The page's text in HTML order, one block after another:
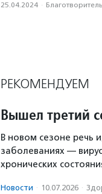
25.04.2024 ·
РЕКОМЕНДУЕМ
Вышел третий
В новом сезоне речь
заболеваниях —
хронических
Новости · 10.07.2026 ·